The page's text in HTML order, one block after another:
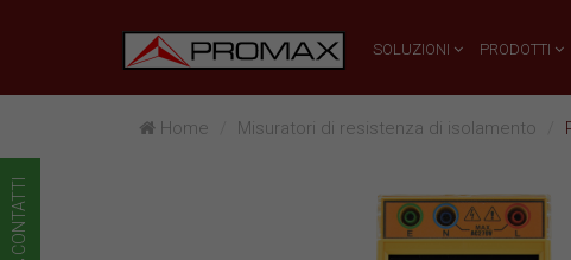
SOLUZIONI PRODOTTI
Home Misuratori di resistenza di isolamento
CONTATTI